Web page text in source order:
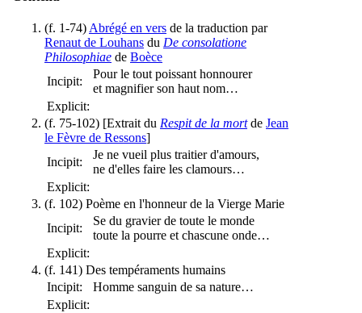
(f. 1-74) Abrégé en vers de la traduction par
Renaut de Louhans du De consolatione
Philosophiae de Boèce
Incipit:
Pour le tout poissant honnourer
et magnifier son haut nom…
Explicit:
(f. 75-102) [Extrait du Respit de la mortde Jean
le Fèvre de Ressons]
Incipit:
Je ne vueil plus traitier d'amours,
ne d'elles faire les clamours…
Explicit:
(f. 102) Poème en l'honneur de la Vierge Marie
Incipit:
Se du gravier de toute le monde
toute la pourre et chascune onde…
Explicit:
(f. 141) Des tempéraments humains
Incipit:
Homme sanguin de sa nature…
Explicit: